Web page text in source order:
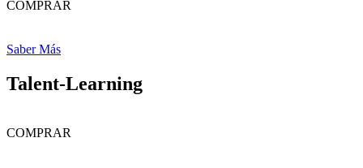
COMPRAR
Saber Más
Talent-Learning
COMPRAR